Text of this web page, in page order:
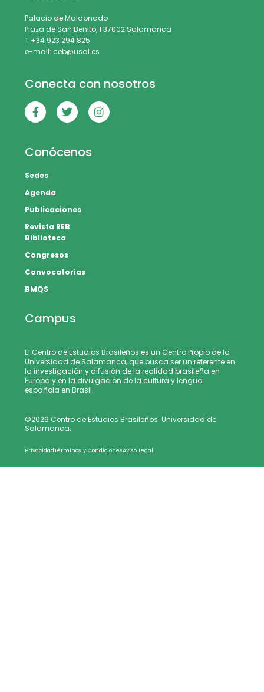
Palacio de Maldonado
Plaza de San Benito, 1 37002 Salamanca
T +34 923 294 825
e-mail: ceb@usal.es
Conecta con nosotros
Conócenos
Sedes
Agenda
Publicaciones
Revista REB
Biblioteca
Congresos
Convocatorias
BMQS
Campus
El Centro de Estudios Brasileños es un Centro Propio de la
Universidad de Salamanca, que busca ser un referente en
la investigación y difusión de la realidad brasileña en
Europa y en la divulgación de la cultura y lengua
española en Brasil.
©2026 Centro de Estudios Brasileños. Universidad de
Salamanca.
PrivacidadTérminos y CondicionesAviso Legal